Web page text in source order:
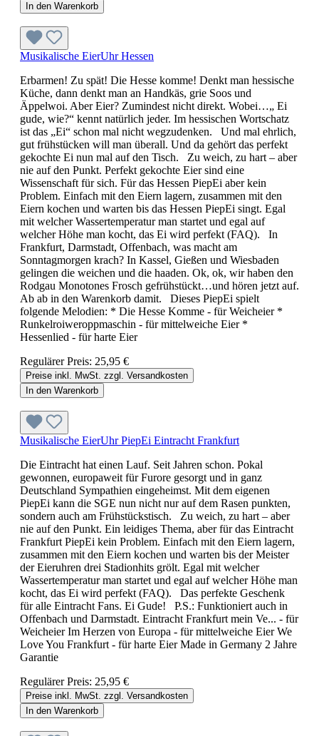
In den Warenkorb
Musikalische EierUhr Hessen
Erbarmen! Zu spät! Die Hesse komme! Denkt man hessische
Küche, dann denkt man an Handkäs, grie Soos und
Äppelwoi. Aber Eier? Zumindest nicht direkt. Wobei…„ Ei
gude, wie?“ kennt natürlich jeder. Im hessischen Wortschatz
ist das „Ei“ schon mal nicht wegzudenken. Und mal ehrlich,
gut frühstücken will man überall. Und da gehört das perfekt
gekochte Ei nun mal auf den Tisch. Zu weich, zu hart – aber
nie auf den Punkt. Perfekt gekochte Eier sind eine
Wissenschaft für sich. Für das Hessen PiepEi aber kein
Problem. Einfach mit den Eiern lagern, zusammen mit den
Eiern kochen und warten bis das Hessen PiepEi singt. Egal
mit welcher Wassertemperatur man startet und egal auf
welcher Höhe man kocht, das Ei wird perfekt (FAQ). In
Frankfurt, Darmstadt, Offenbach, was macht am
Sonntagmorgen krach? In Kassel, Gießen und Wiesbaden
gelingen die weichen und die haaden. Ok, ok, wir haben den
Rodgau Monotones Frosch gefrühstückt…und hören jetzt auf.
Ab ab in den Warenkorb damit. Dieses PiepEi spielt
folgende Melodien: * Die Hesse Komme - für Weicheier *
Runkelroiweroppmaschin - für mittelweiche Eier *
Hessenlied - für harte Eier
Regulärer Preis: 25,95 €
Preise inkl. MwSt. zzgl. Versandkosten
In den Warenkorb
Musikalische EierUhr PiepEi Eintracht Frankfurt
Die Eintracht hat einen Lauf. Seit Jahren schon. Pokal
gewonnen, europaweit für Furore gesorgt und in ganz
Deutschland Sympathien eingeheimst. Mit dem eigenen
PiepEi kann die SGE nun nicht nur auf dem Rasen punkten,
sondern auch am Frühstückstisch. Zu weich, zu hart – aber
nie auf den Punkt. Ein leidiges Thema, aber für das Eintracht
Frankfurt PiepEi kein Problem. Einfach mit den Eiern lagern,
zusammen mit den Eiern kochen und warten bis der Meister
der Eieruhren drei Stadionhits grölt. Egal mit welcher
Wassertemperatur man startet und egal auf welcher Höhe man
kocht, das Ei wird perfekt (FAQ). Das perfekte Geschenk
für alle Eintracht Fans. Ei Gude! P.S.: Funktioniert auch in
Offenbach und Darmstadt. Eintracht Frankfurt mein Ve... - für
Weicheier Im Herzen von Europa - für mittelweiche Eier We
Love You Frankfurt - für harte Eier Made in Germany 2 Jahre
Garantie
Regulärer Preis: 25,95 €
Preise inkl. MwSt. zzgl. Versandkosten
In den Warenkorb